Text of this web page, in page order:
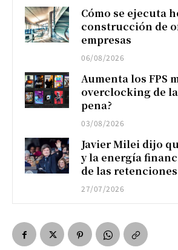
Cómo se ejecuta
construcción de
empresas
06/08/2026
Aumenta los FPS
overclocking de la
pena?
03/08/2026
Javier Milei dijo
y la energía
de las
27/07/2026